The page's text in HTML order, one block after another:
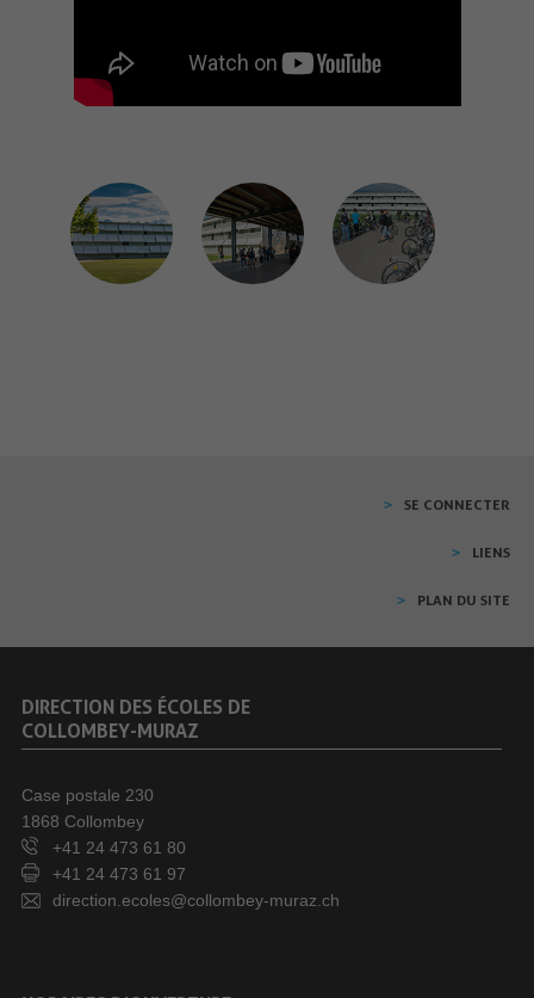
SE CONNECTER
LIENS
PLAN DU SITE
DIRECTION DES ÉCOLES DE
COLLOMBEY-MURAZ
Case postale 230
1868 Collombey
+41 24 473 61 80
+41 24 473 61 97
direction.ecoles@collombey-muraz.ch